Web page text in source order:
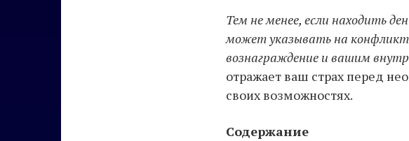
Тем не менее, если находить
может указывать на
вознаграждение и вашим
отражает ваш страх перед
своих возможностях.
Содержание